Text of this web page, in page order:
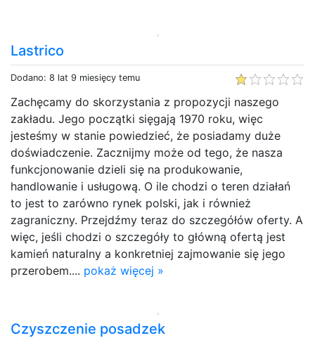
Lastrico
Dodano: 8 lat 9 miesięcy temu
Zachęcamy do skorzystania z propozycji naszego
zakładu. Jego początki sięgają 1970 roku, więc
jesteśmy w stanie powiedzieć, że posiadamy duże
doświadczenie. Zacznijmy może od tego, że nasza
funkcjonowanie dzieli się na produkowanie,
handlowanie i usługową. O ile chodzi o teren działań
to jest to zarówno rynek polski, jak i również
zagraniczny. Przejdźmy teraz do szczegółów oferty. A
więc, jeśli chodzi o szczegóły to główną ofertą jest
kamień naturalny a konkretniej zajmowanie się jego
przerobem.... pokaż więcej »
Czyszczenie posadzek